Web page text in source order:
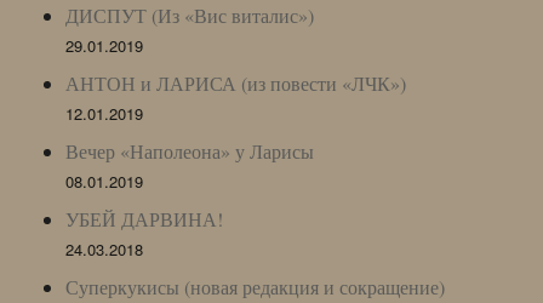
ДИСПУТ (Из «Вис виталис»)
29.01.2019
АНТОН и ЛАРИСА (из повести «ЛЧК»)
12.01.2019
Вечер «Наполеона» у Ларисы
08.01.2019
УБЕЙ ДАРВИНА!
24.03.2018
Суперкукисы (новая редакция и сокращение)